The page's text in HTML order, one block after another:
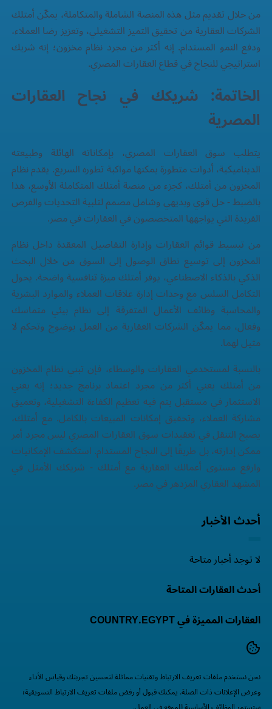
من خلال تقديم مثل هذه المنصة الشاملة والمتكاملة، يمكّن أمتلك
الشركات العقارية من تحقيق التميز التشغيلي، وتعزيز رضا العملاء،
ودفع النمو المستدام. إنه أكثر من مجرد نظام مخزون؛ إنه شريك
استراتيجي للنجاح في قطاع العقارات المصري.
الخاتمة: شريكك في نجاح العقارات
المصرية
يتطلب سوق العقارات المصري، بإمكاناته الهائلة وطبيعته
الديناميكية، أدوات متطورة يمكنها مواكبة تطوره السريع. يقدم نظام
المخزون من أمتلك، كجزء من منصة أمتلك المتكاملة الأوسع، هذا
بالضبط - حل قوي وبديهي وشامل مصمم لتلبية التحديات والفرص
الفريدة التي يواجهها المتخصصون في العقارات في مصر.
من تبسيط قوائم العقارات وإدارة التفاصيل المعقدة داخل نظام
المخزون إلى توسيع نطاق الوصول إلى السوق من خلال البحث
الذكي بالذكاء الاصطناعي، يوفر أمتلك ميزة تنافسية واضحة. يحول
التكامل السلس مع وحدات إدارة علاقات العملاء والموارد البشرية
والمحاسبة وظائف الأعمال المتفرقة إلى نظام بيئي متماسك
وفعال، مما يمكّن الشركات العقارية من العمل بوضوح وتحكم لا
مثيل لهما.
بالنسبة لمستخدمي العقارات والوسطاء، فإن تبني نظام المخزون
من أمتلك يعني أكثر من مجرد اعتماد برنامج جديد؛ إنه يعني
الاستثمار في مستقبل يتم فيه تعظيم الكفاءة التشغيلية، وتعميق
مشاركة العملاء، وتحقيق إمكانات المبيعات بالكامل. مع أمتلك،
يصبح التنقل في تعقيدات سوق العقارات المصري ليس مجرد أمر
ممكن إدارته، بل طريقًا إلى النجاح المستدام. استكشف الإمكانيات
وارفع مستوى أعمالك العقارية مع أمتلك - شريكك الأمثل في
المشهد العقاري المزدهر في مصر.
أحدث الأخبار
لا توجد أخبار متاحة
أحدث العقارات المتاحة
العقارات المميزة في COUNTRY.EGYPT
نحن نستخدم ملفات تعريف الارتباط وتقنيات مماثلة لتحسين تجربتك وقياس الأداء
وعرض الإعلانات ذات الصلة. يمكنك قبول أو رفض ملفات تعريف الارتباط التسويقية؛